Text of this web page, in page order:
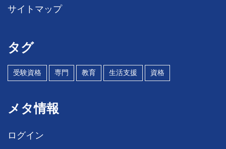
サイトマップ
タグ
受験資格 専門 教育 生活支援 資格
メタ情報
ログイン